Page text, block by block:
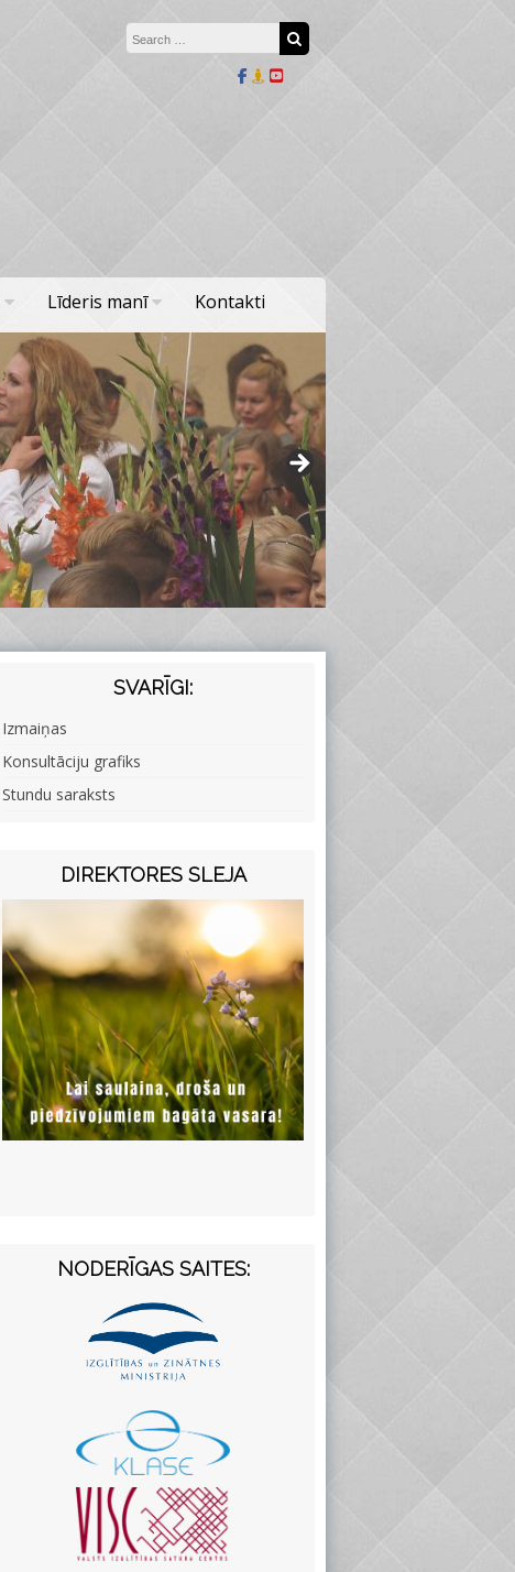
Līderis manī Kontakti
SVARĪGI:
Izmaiņas
Konsultāciju grafiks
Stundu saraksts
DIREKTORES SLEJA
NODERĪGAS SAITES: